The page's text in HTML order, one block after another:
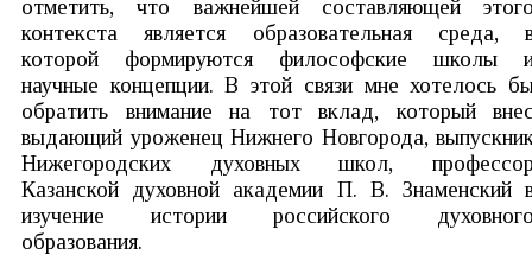
отметить, что важнейшей составляющей
контекста является образовательная среда,
которой формируются философские школы
научные концепции. В этой связи мне хотелось
обратить внимание на тот вклад, который
выдающий уроженец Нижнего Новгорода,
Нижегородских духовных школ,
Казанской духовной академии П. В. Знаменский
изучение истории российского
образования.